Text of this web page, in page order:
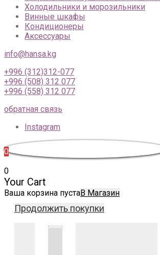
Холодильники и морозильники
Винные шкафы
Кондиционеры
Аксессуары
info@hansa.kg
+996 (312)312-077
+996 (508) 312 077
+996 (558) 312 077
обратная связь
Instagram
0
0
Your Cart
Ваша корзина пустаВ Магазин
Продолжить покупки